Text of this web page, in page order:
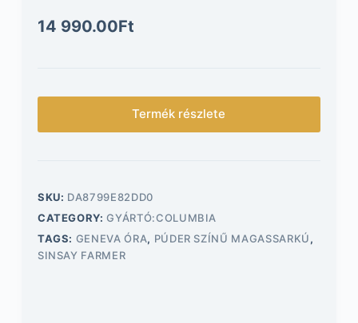
14 990.00Ft
Termék részlete
SKU: DA8799E82DD0
CATEGORY:GYÁRTÓ:COLUMBIA
TAGS: GENEVA ÓRA, PÚDER SZÍNŰ MAGASSARKÚ,
SINSAY FARMER